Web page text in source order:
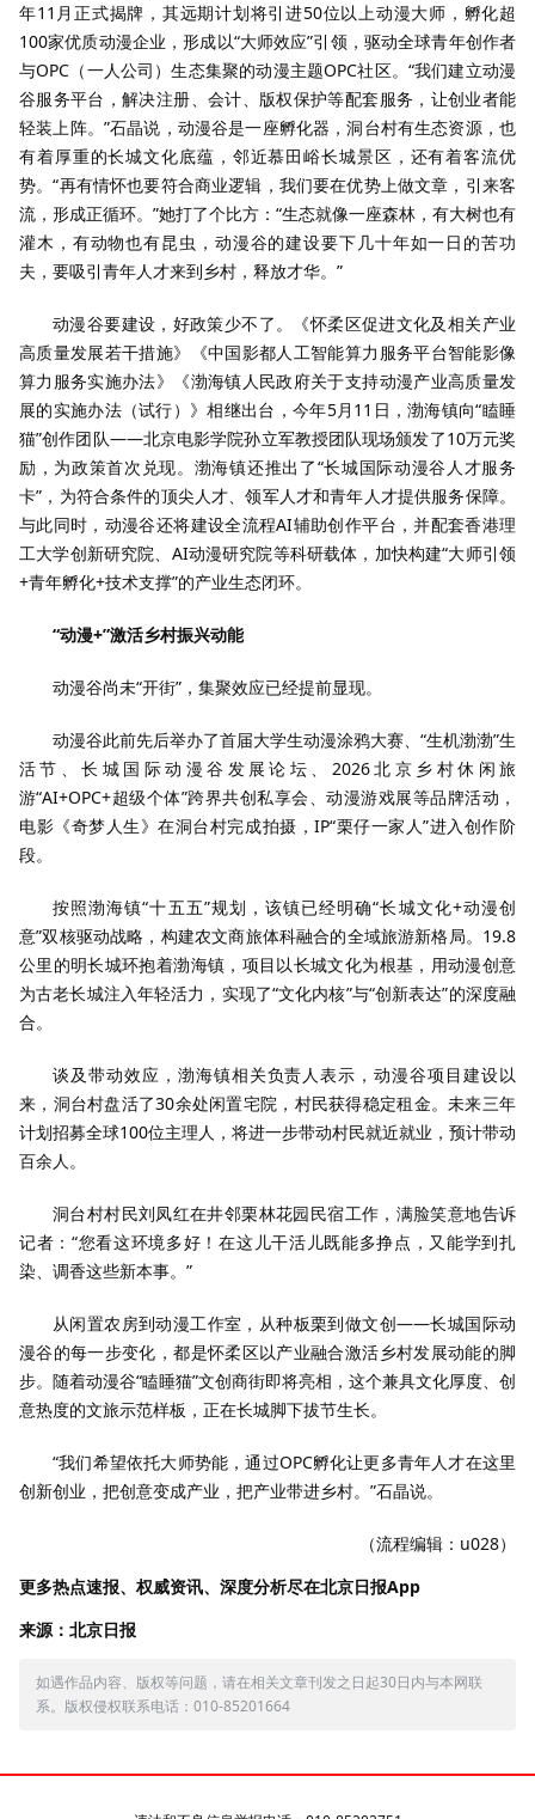
年11月正式揭牌，其远期计划将引进50位以上动漫大师，孵化超
100家优质动漫企业，形成以“大师效应”引领，驱动全球青年创作者
与OPC（一人公司）生态集聚的动漫主题OPC社区。“我们建立动漫
谷服务平台，解决注册、会计、版权保护等配套服务，让创业者能
轻装上阵。”石晶说，动漫谷是一座孵化器，洞台村有生态资源，也
有着厚重的长城文化底蕴，邻近慕田峪长城景区，还有着客流优
势。“再有情怀也要符合商业逻辑，我们要在优势上做文章，引来客
流，形成正循环。”她打了个比方：“生态就像一座森林，有大树也有
灌木，有动物也有昆虫，动漫谷的建设要下几十年如一日的苦功
夫，要吸引青年人才来到乡村，释放才华。”
动漫谷要建设，好政策少不了。《怀柔区促进文化及相关产业
高质量发展若干措施》《中国影都人工智能算力服务平台智能影像
算力服务实施办法》《渤海镇人民政府关于支持动漫产业高质量发
展的实施办法（试行）》相继出台，今年5月11日，渤海镇向“瞌睡
猫”创作团队——北京电影学院孙立军教授团队现场颁发了10万元奖
励，为政策首次兑现。渤海镇还推出了“长城国际动漫谷人才服务
卡”，为符合条件的顶尖人才、领军人才和青年人才提供服务保障。
与此同时，动漫谷还将建设全流程AI辅助创作平台，并配套香港理
工大学创新研究院、AI动漫研究院等科研载体，加快构建“大师引领
+青年孵化+技术支撑”的产业生态闭环。
“动漫+”激活乡村振兴动能
动漫谷尚未“开街”，集聚效应已经提前显现。
动漫谷此前先后举办了首届大学生动漫涂鸦大赛、“生机渤渤”生
活节、长城国际动漫谷发展论坛、2026北京乡村休闲旅
游“AI+OPC+超级个体”跨界共创私享会、动漫游戏展等品牌活动，
电影《奇梦人生》在洞台村完成拍摄，IP“栗仔一家人”进入创作阶
段。
按照渤海镇“十五五”规划，该镇已经明确“长城文化+动漫创
意”双核驱动战略，构建农文商旅体科融合的全域旅游新格局。19.8
公里的明长城环抱着渤海镇，项目以长城文化为根基，用动漫创意
为古老长城注入年轻活力，实现了“文化内核”与“创新表达”的深度融
合。
谈及带动效应，渤海镇相关负责人表示，动漫谷项目建设以
来，洞台村盘活了30余处闲置宅院，村民获得稳定租金。未来三年
计划招募全球100位主理人，将进一步带动村民就近就业，预计带动
百余人。
洞台村村民刘凤红在井邻栗林花园民宿工作，满脸笑意地告诉
记者：“您看这环境多好！在这儿干活儿既能多挣点，又能学到扎
染、调香这些新本事。”
从闲置农房到动漫工作室，从种板栗到做文创——长城国际动
漫谷的每一步变化，都是怀柔区以产业融合激活乡村发展动能的脚
步。随着动漫谷“瞌睡猫”文创商街即将亮相，这个兼具文化厚度、创
意热度的文旅示范样板，正在长城脚下拔节生长。
“我们希望依托大师势能，通过OPC孵化让更多青年人才在这里
创新创业，把创意变成产业，把产业带进乡村。”石晶说。
（流程编辑：u028）
更多热点速报、权威资讯、深度分析尽在北京日报App
来源：北京日报
如遇作品内容、版权等问题，请在相关文章刊发之日起30日内与本网联
系。版权侵权联系电话：010-85201664